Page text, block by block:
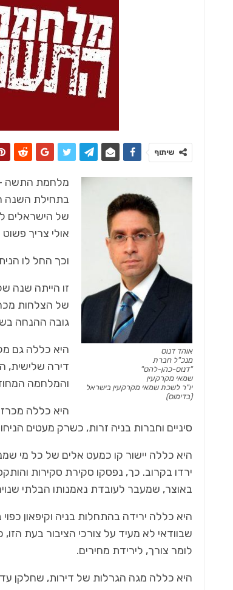
שיתוף
אוהד‭ ‬דנוס
מנכ‭"‬ל‭ ‬חברת
‮"‬דנוס‭-‬כהן‭-‬להט‮"‬
שמאי‭ ‬מקרקעין
יו‭"‬ר‭ ‬לשכת‭ ‬שמאי‭ ‬מקרקעין‭ ‬בישראל
(בדימוס)
‬אולי‭ ‬צריך‭ ‬פשוט‭ ‬להרוג‭ ‬אותו, ‬או‭ ‬משהו‭ ‬קרוב‭ ‬לכך‭.‬
וכך‭ ‬החל‭ ‬לו‭ ‬הניתוח‭ ‬שבסיומו, ‬וגם‭ ‬אם‭ ‬יצלח, ‬לא‭ ‬בטוח‭ ‬שהחולה‭ ‬יישאר‭ ‬בחיים‭.‬
‬גובה‭ ‬ההנחה‭ ‬בש‭"‬ח‭ ‬לה‭ ‬יזכו‭ ‬הזוכים‭ ‬המאושרים‭ ‬בדירות‭ ‬שייבנו‭ ‬מתישהו‭ ‬בעתיד‭.‬
‬והמלחמה‭ ‬המחודשת‭ ‬על‭ ‬העברתו‭ ‬בשנית‭.‬
‬סיניים‭ ‬וחברות‭ ‬בניה‭ ‬זרות, ‬כשרק‭ ‬מעטים‭ ‬הניחו‭ ‬כף‭ ‬רגלם‭ ‬עד‭ ‬היום‭ ‬על‭ ‬אדמת‭ ‬ארצנו‭ ‬הקדושה‭.‬
‬באוצר, ‬שמעבר‭ ‬לעובדת‭ ‬נאמנותו‭ ‬הבלתי‭ ‬שנויה‭ ‬במחלוקת‭ ‬לבוס‭ ‬במשרד, ‬הבנתו‭ ‬בתחום‭ ‬הנדל‭"‬ן‭ ‬אינה‭ ‬רבה‭ ‬לדעתי‭.‬
‬לומר‭ ‬צורך, ‬לירידת‭ ‬מחירים‭.‬